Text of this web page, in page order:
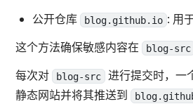
公开仓库 blog.github.io : 用
这个方法确保敏感内容在 blog-src
每次对 blog-src
进行提交时，一
静态网站并将其推送到